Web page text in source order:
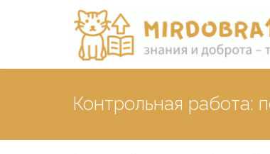
Контрольная